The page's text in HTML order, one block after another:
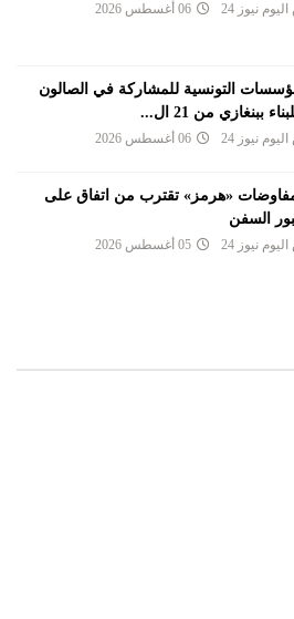
نيوز 24 06 أغسطس 2026
التونسية للمشاركة في الصالون
ببنغازي من 21 ال...
نيوز 24 06 أغسطس 2026
مفاوضات «هرمز» تقترب من اتفاق على
السفن
نيوز 24 05 أغسطس 2026